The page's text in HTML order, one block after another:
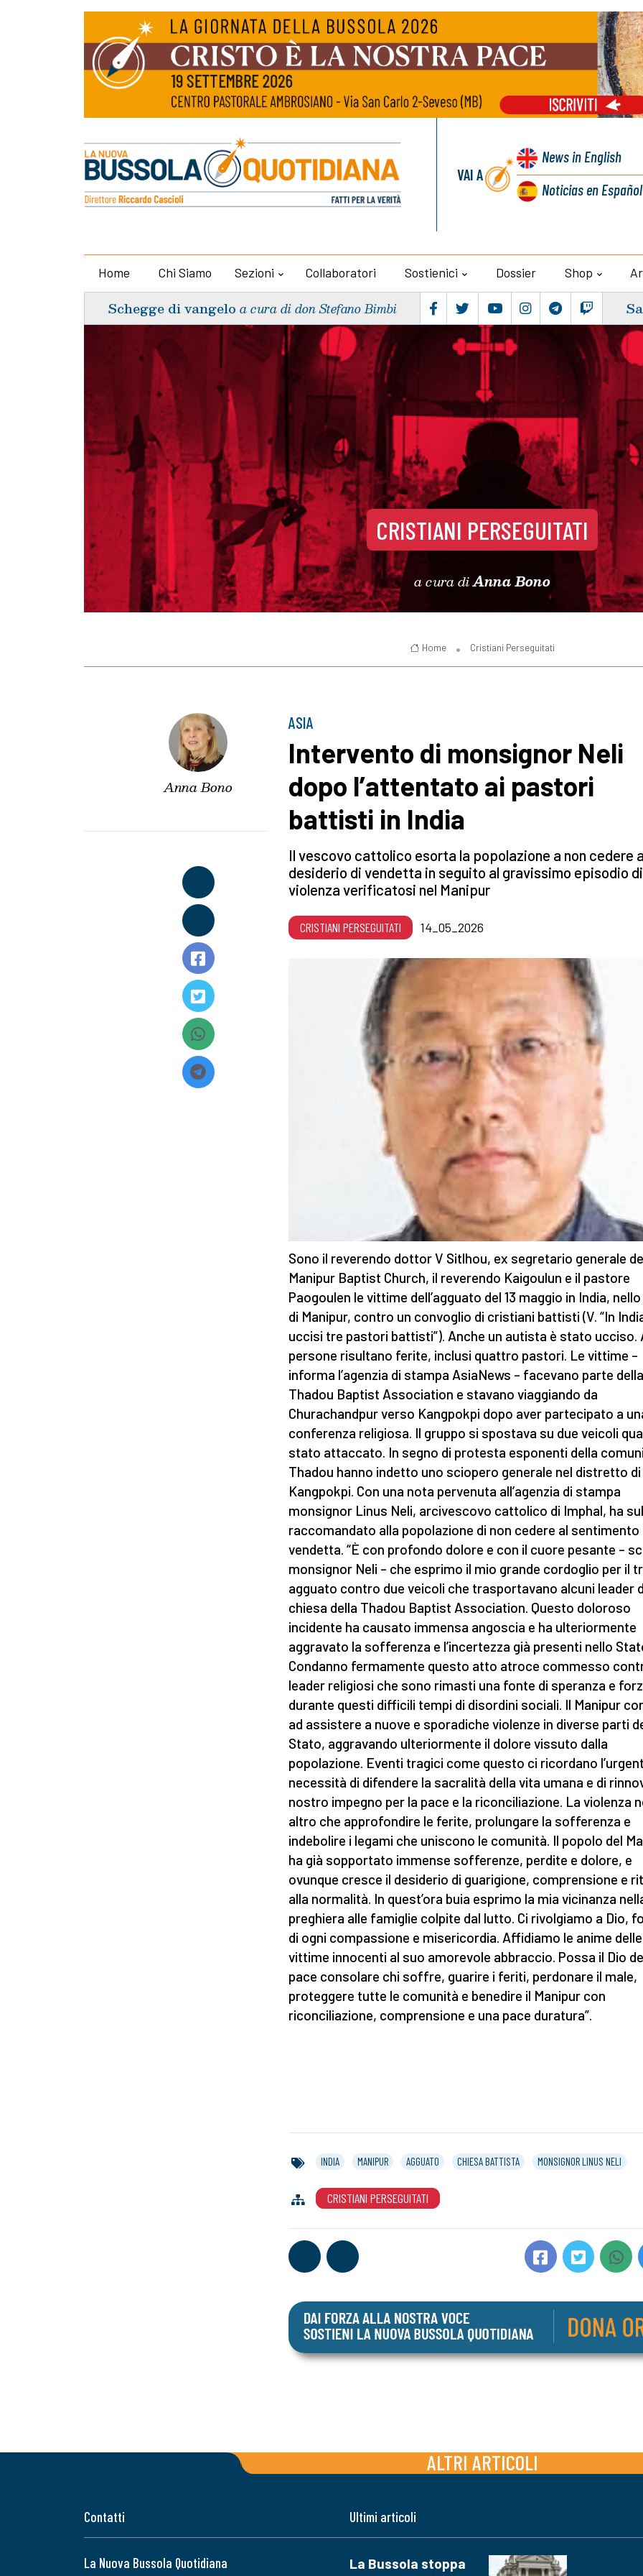
VAI A
Newsin English
Noticiasen Español
Home Chi Siamo Sezioni Collaboratori Sostienici Dossier Shop
Schegge di vangelo a cura di don Stefano Bimbi
CRISTIANI PERSEGUITATI
a cura diAnna Bono
Home Cristiani Perseguitati
Anna Bono
ASIA
Intervento di monsignor Neli
dopo l’attentato ai pastori
battisti in India
Il vescovo cattolico esorta la popolazione a non cedere
desiderio di vendetta in seguito al gravissimo episodio di
violenza verificatosi nel Manipur
CRISTIANI PERSEGUITATI 14_05_2026
Sono il reverendo dottor V Sitlhou, ex segretario generale
Manipur Baptist Church, il reverendo Kaigoulun e il pastore
Paogoulen le vittime dell’agguato del 13 maggio in India,
di Manipur, contro un convoglio di cristiani battisti (V. “In
uccisi tre pastori battisti”). Anche un autista è stato ucciso.
persone risultano ferite, inclusi quattro pastori. Le vittime –
informa l’agenzia di stampa AsiaNews – facevano parte della
Thadou Baptist Association e stavano viaggiando da
Churachandpur verso Kangpokpi dopo aver partecipato a
conferenza religiosa. Il gruppo si spostava su due veicoli
stato attaccato. In segno di protesta esponenti della
Thadou hanno indetto uno sciopero generale nel distretto di
Kangpokpi. Con una nota pervenuta all’agenzia di stampa
monsignor Linus Neli, arcivescovo cattolico di Imphal, ha
raccomandato alla popolazione di non cedere al sentimento
vendetta. “È con profondo dolore e con il cuore pesante –
monsignor Neli – che esprimo il mio grande cordoglio per il
agguato contro due veicoli che trasportavano alcuni leader
chiesa della Thadou Baptist Association. Questo doloroso
incidente ha causato immensa angoscia e ha ulteriormente
aggravato la sofferenza e l’incertezza già presenti nello
Condanno fermamente questo atto atroce commesso
leader religiosi che sono rimasti una fonte di speranza e
durante questi difficili tempi di disordini sociali. Il Manipur
ad assistere a nuove e sporadiche violenze in diverse parti
Stato, aggravando ulteriormente il dolore vissuto dalla
popolazione. Eventi tragici come questo ci ricordano
necessità di difendere la sacralità della vita umana e di
nostro impegno per la pace e la riconciliazione. La violenza
altro che approfondire le ferite, prolungare la sofferenza e
indebolire i legami che uniscono le comunità. Il popolo del
ha già sopportato immense sofferenze, perdite e dolore, e
ovunque cresce il desiderio di guarigione, comprensione e
alla normalità. In quest’ora buia esprimo la mia vicinanza
preghiera alle famiglie colpite dal lutto. Ci rivolgiamo a Dio,
di ogni compassione e misericordia. Affidiamo le anime delle
vittime innocenti al suo amorevole abbraccio. Possa il Dio
pace consolare chi soffre, guarire i feriti, perdonare il male,
proteggere tutte le comunità e benedire il Manipur con
riconciliazione, comprensione e una pace duratura”.
INDIA MANIPUR AGGUATO CHIESA BATTISTA MONSIGNOR LINUS NELI
CRISTIANI PERSEGUITATI
ALTRI ARTICOLI
Contatti
La Nuova Bussola Quotidiana
Ultimi articoli
La Bussola stoppa